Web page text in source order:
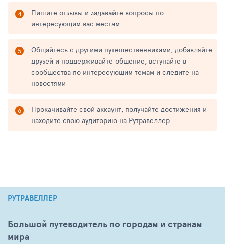
Пишите отзывы и задавайте вопросы по
интересующим вас местам
Общайтесь с другими путешественниками, добавляйте
друзей и поддерживайте общение, вступайте в
сообщества по интересующим темам и следите на
новостями
Прокачивайте свой аккаунт, получайте достижения и
находите свою аудиторию на Рутравеллер
РУТРАВЕЛЛЕР
Большой путеводитель по городам и странам
мира